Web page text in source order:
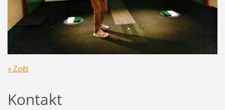
« Zpět
Kontakt